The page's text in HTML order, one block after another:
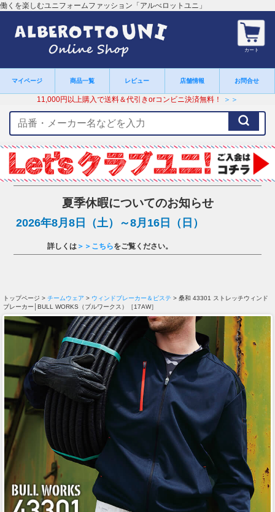
働くを楽しむユニフォームファッション「アルべロットユニ」
カート
マイページ 商品一覧 レビュー 店舗情報 お問合せ
11,000円以上購入で送料＆代引きorコンビニ決済無料！ ＞＞
ー
ワ
ー
ド
夏季休暇についてのお知らせ
2026年8月8日（土）～8月16日（日）
詳しくは ＞＞こちらをご覧ください。
トップページ > チームウェア > ウィンドブレーカー＆ピステ > 桑和 43301 ストレッチウィンド
ブレーカー│BULL WORKS（ブルワークス）［17AW］